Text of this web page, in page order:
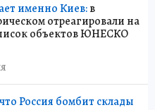
именно Киев:в
отреагировали на
объектов ЮНЕСКО
Россия бомбит склады